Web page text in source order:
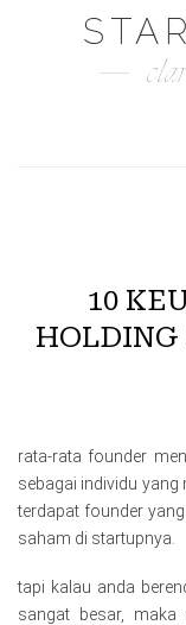
10
HOLDING
rata-rata founder
sebagai individu yang
terdapat founder
saham di startupnya.
tapi kalau anda
sangat besar, maka